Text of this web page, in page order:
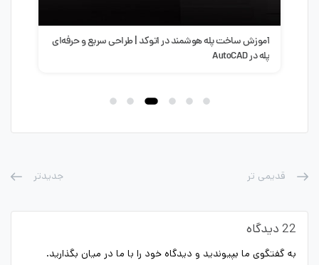
آموزش ساخت پله هوشمند در اتوکد | طراحی سریع و حرفه‌ای
پله در AutoCAD
قدیمی تر جدیدتر
22 دیدگاه
به گفتگوی ما بپیوندید و دیدگاه خود را با ما در میان بگذارید.